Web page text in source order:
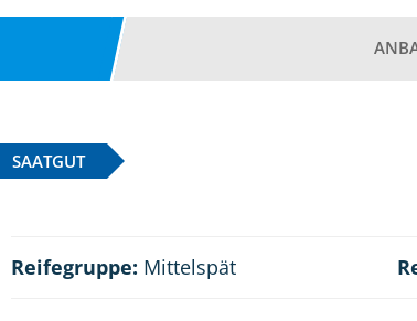
SAATGUT
Reifegruppe: Mittelspät